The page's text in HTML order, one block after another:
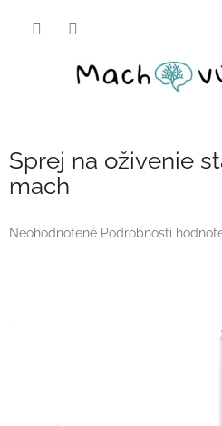
Sprej na oživenie
mach
Priemerné
Neohodnotené Podrobnosti